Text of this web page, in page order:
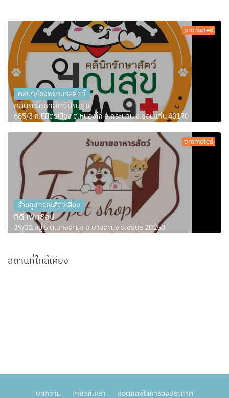
promoted
คลินิก/โรงพยาบาลสัตว์
คลินิกรักษาสัตว์ปัณสุข
685/3 ถ.นิมิตรเมือง ต.หนองโก อ.กระนวน จ.ขอนแก่น 40170
promoted
ร้านอุปกรณ์สัตว์เลี้ยง
ทีดี เพ็ทช็อป
39/31 หมู่ 5 ต.บางละมุง อ.บางละมุง จ.ชลบุรี 20150
สถานที่ใกล้เคียง
บทความ เกี่ยวกับเรา ข้อตกลงในการลงประกาศ